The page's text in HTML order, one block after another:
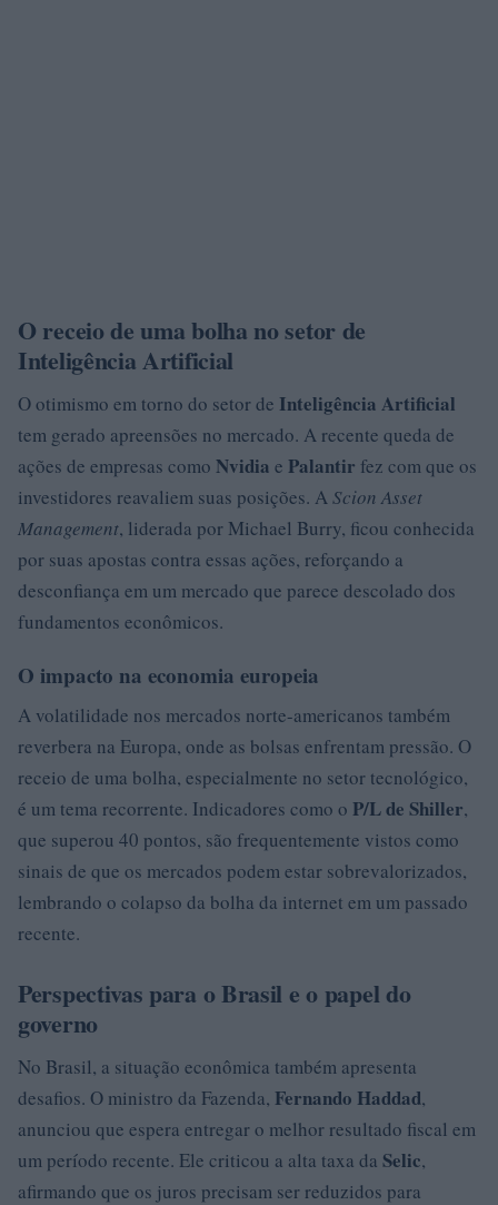
O receio de uma bolha no setor de
Inteligência Artificial
O otimismo em torno do setor de Inteligência Artificial
tem gerado apreensões no mercado. A recente queda de
ações de empresas como Nvidia e Palantir fez com que os
investidores reavaliem suas posições. AScion Asset
Management, liderada por Michael Burry, ficou conhecida
por suas apostas contra essas ações, reforçando a
desconfiança em um mercado que parece descolado dos
fundamentos econômicos.
O impacto na economia europeia
A volatilidade nos mercados norte-americanos também
reverbera na Europa, onde as bolsas enfrentam pressão. O
receio de uma bolha, especialmente no setor tecnológico,
é um tema recorrente. Indicadores como o P/L de Shiller,
que superou 40 pontos, são frequentemente vistos como
sinais de que os mercados podem estar sobrevalorizados,
lembrando o colapso da bolha da internet em um passado
recente.
Perspectivas para o Brasil e o papel do
governo
No Brasil, a situação econômica também apresenta
desafios. O ministro da Fazenda, Fernando Haddad,
anunciou que espera entregar o melhor resultado fiscal em
um período recente. Ele criticou a alta taxa da Selic,
afirmando que os juros precisam ser reduzidos para